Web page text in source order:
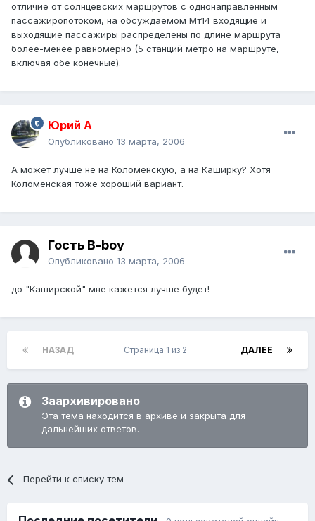
отличие от солнцевских маршрутов с однонаправленным
пассажиропотоком, на обсуждаемом Мт14 входящие и
выходящие пассажиры распределены по длине маршрута
более-менее равномерно (5 станций метро на маршруте,
включая обе конечные).
Юрий А
Опубликовано 13 марта, 2006
А может лучше не на Коломенскую, а на Каширку? Хотя
Коломенская тоже хороший вариант.
Гость B-boy
Опубликовано 13 марта, 2006
до "Каширской" мне кажется лучше будет!
НАЗАД ДАЛЕЕ
Страница 1 из 2
Заархивировано
Эта тема находится в архиве и закрыта для
дальнейших ответов.
Перейти к списку тем